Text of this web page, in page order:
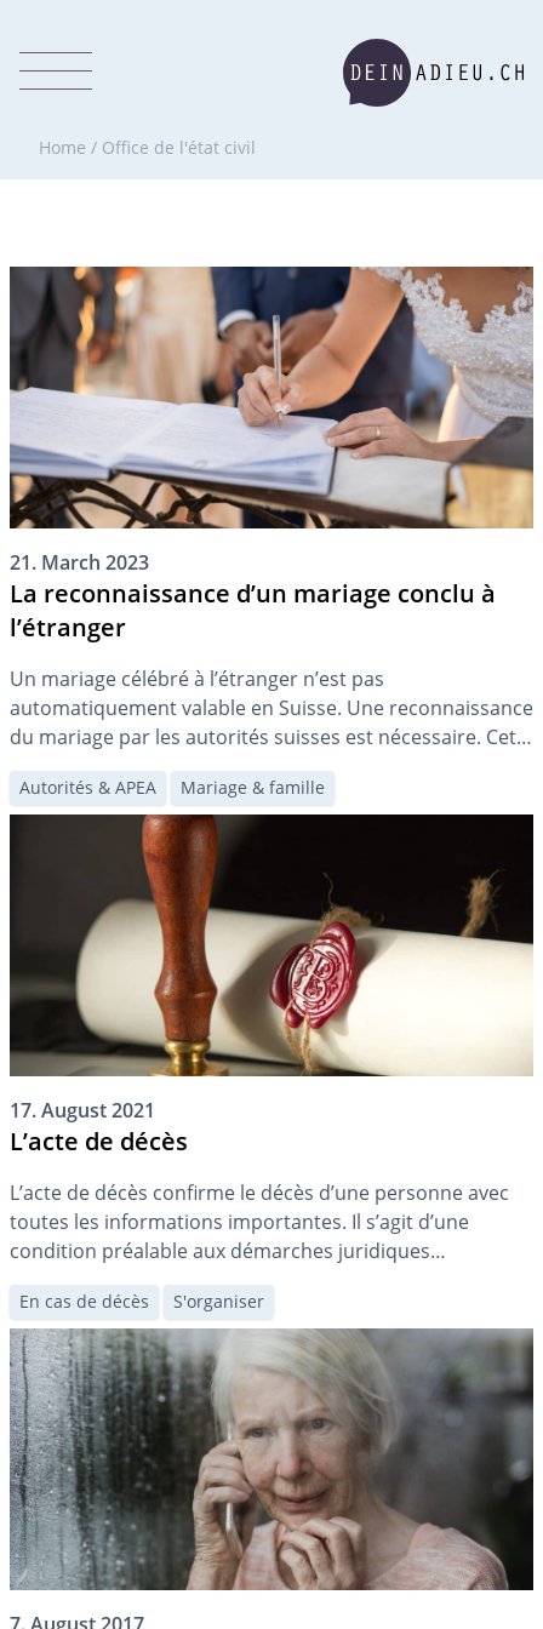
Home / Office de l'état civil
21. March 2023
La reconnaissance d’un mariage conclu à
l’étranger
Un mariage célébré à l’étranger n’est pas
automatiquement valable en Suisse. Une reconnaissance
du mariage par les autorités suisses est nécessaire. Cet
article traite des questions relatives à la reconnaissance
d’un mariage conclu à l’étranger.
Autorités & APEA Mariage & famille
17. August 2021
L’acte de décès
L’acte de décès confirme le décès d’une personne avec
toutes les informations importantes. Il s’agit d’une
condition préalable aux démarches juridiques
importantes qui doivent être entreprises suite à un
décès. L’acte de décès permet p. ex. aux héritiers de
demander le certificat d’héritier et d’organiser les
funérailles.
En cas de décès S'organiser